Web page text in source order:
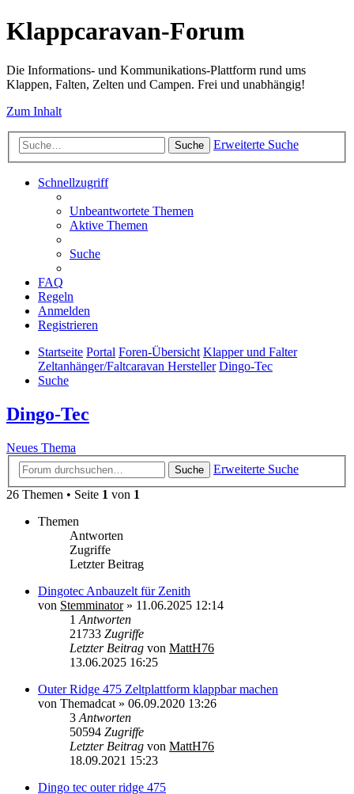
Klappcaravan-Forum
Die Informations- und Kommunikations-Plattform rund ums
Klappen, Falten, Zelten und Campen. Frei und unabhängig!
Zum Inhalt
Suche Erweiterte Suche
Schnellzugriff
Unbeantwortete Themen
Aktive Themen
Suche
FAQ
Regeln
Anmelden
Registrieren
Startseite Portal Foren-Übersicht Klapper und Falter
Zeltanhänger/Faltcaravan Hersteller Dingo-Tec
Suche
Dingo-Tec
Neues Thema
Suche
Erweiterte Suche
26 Themen • Seite 1 von 1
Themen
Antworten
Zugriffe
Letzter Beitrag
Dingotec Anbauzelt für Zenith
von Stemminator» 11.06.2025 12:14
1 Antworten
21733 Zugriffe
Letzter Beitrag von MattH76
13.06.2025 16:25
Outer Ridge 475 Zeltplattform klappbar machen
von Themadcat » 06.09.2020 13:26
3 Antworten
50594 Zugriffe
Letzter Beitrag von MattH76
18.09.2021 15:23
Dingo tec outer ridge 475